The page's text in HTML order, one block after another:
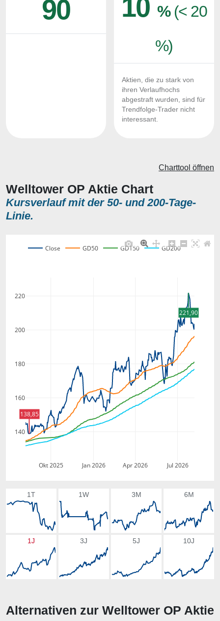
90 10% (< 20
%)
Aktien, die zu stark von
ihren Verlaufhochs
abgestraft wurden, sind für
Trendfolge-Trader nicht
interessant.
Welltower OP Aktie Chart
Kursverlauf mit der 50- und 200-Tage-
Linie.
Charttool öffnen
Okt 2025 Jan 2026 Apr 2026 Jul 2026
140
160
180
200
220
Close GD50 GD150 GD200
221,90
138,85
1T 1W 3M 6M
1J 3J 5J 10J
Alternativen zur Welltower OP Aktie